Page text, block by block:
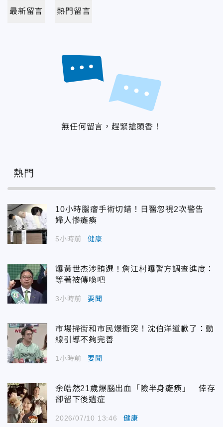
最新留言 熱門留言
無任何留言，趕緊搶頭香！
熱門
10小時腦瘤手術切錯！日醫忽視2次警告
婦人慘癱瘓
5小時前 健康
爆黃世杰涉賄選！詹江村曝警方調查進度：
等著被傳喚吧
3小時前 要聞
市場掃街和市民爆衝突！沈伯洋道歉了：動
線引導不夠完善
1小時前 要聞
余皓然21歲爆腦出血「險半身癱瘓」 倖存
卻留下後遺症
2026/07/10 13:46 健康